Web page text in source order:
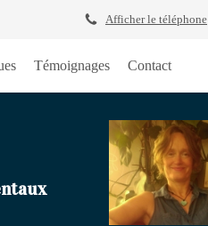
Afficher le téléphone
Témoignages Contact